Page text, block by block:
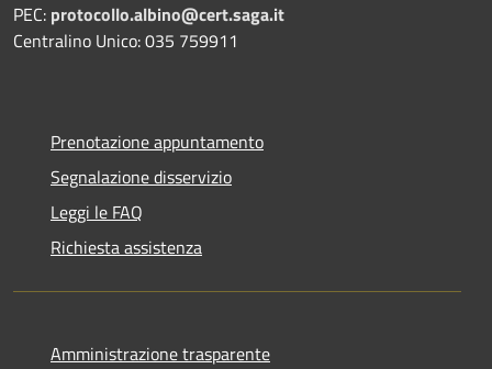
PEC: protocollo.albino@cert.saga.it
Centralino Unico: 035 759911
Prenotazione appuntamento
Segnalazione disservizio
Leggi le FAQ
Richiesta assistenza
Amministrazione trasparente